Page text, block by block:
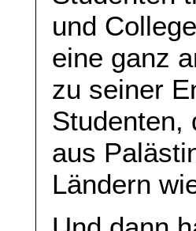
und
eine ganz
zu seiner
Studenten,
aus
Ländern